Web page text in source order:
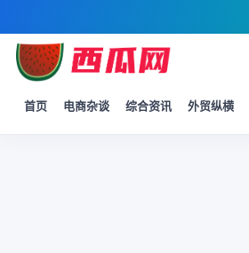
首页 电商杂谈 综合资讯 外贸纵横